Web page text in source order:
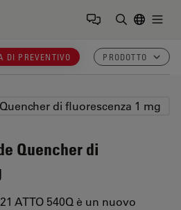
DI PREVENTIVO PRODOTTO
Quencher di
ATTO 540Q è un nuovo